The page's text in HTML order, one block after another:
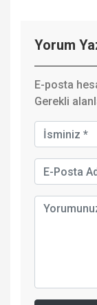
Yorum
E-posta
Gerekli